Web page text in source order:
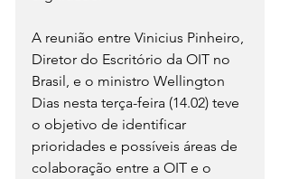
A reunião entre Vinicius Pinheiro,
Diretor do Escritório da OIT no
Brasil, e o ministro Wellington
Dias nesta terça-feira (14.02) teve
o objetivo de identificar
prioridades e possíveis áreas de
colaboração entre a OIT e o